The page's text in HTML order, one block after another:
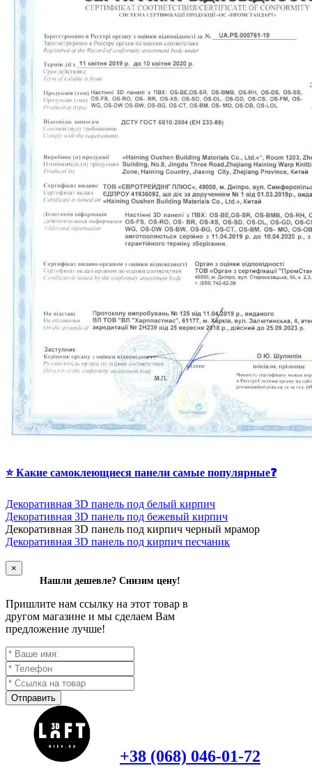
⭐ Какие самоклеющиеся панели самые популярные❓
Декоративная 3D панель под белый кирпич
Декоративная 3D панель под бежевый кирпич
Декоративная 3D панель под кирпич черный мрамор
Декоративная 3D панель под кирпич песчаник
×
Нашли дешевле? Снизим цену!
Пришлите нам ссылку на этот товар в
другом магазине и мы сделаем Вам
предложение лучше!
Отправить
+38 (068) 046-01-72